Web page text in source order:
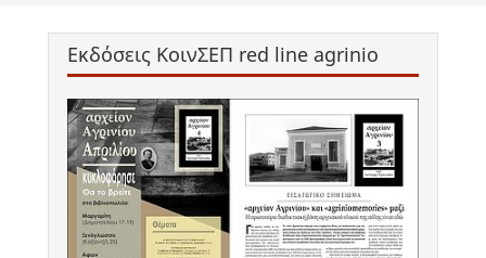
Εκδόσεις ΚοινΣΕΠ red line agrinio